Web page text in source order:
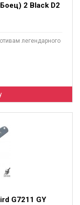
2 Black D2
легендарного
G7211 GY